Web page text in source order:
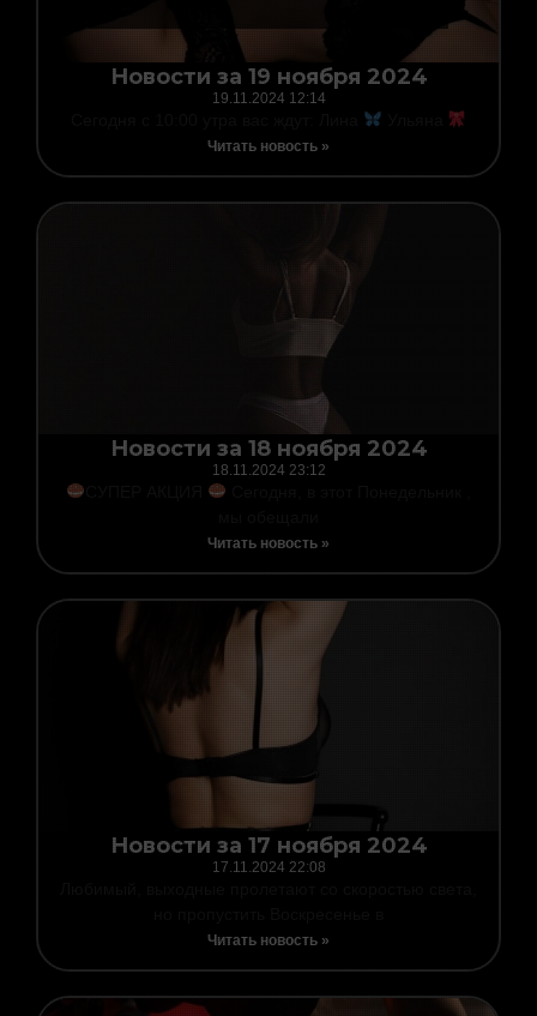
Новости за 19 ноября 2024
19.11.2024 12:14
Читать новость »
Новости за 18 ноября 2024
18.11.2024 23:12
Читать новость »
Новости за 17 ноября 2024
17.11.2024 22:08
Читать новость »